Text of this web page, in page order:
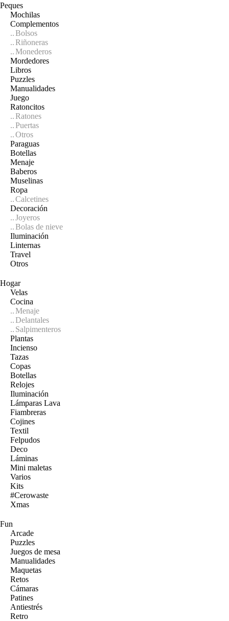
Peques
Mochilas
Complementos
Bolsos
Riñoneras
Monederos
Mordedores
Libros
Puzzles
Manualidades
Juego
Ratoncitos
Ratones
Puertas
Otros
Paraguas
Botellas
Menaje
Baberos
Muselinas
Ropa
Calcetines
Decoración
Joyeros
Bolas de nieve
Iluminación
Linternas
Travel
Otros
Hogar
Velas
Cocina
Menaje
Delantales
Salpimenteros
Plantas
Incienso
Tazas
Copas
Botellas
Relojes
Iluminación
Lámparas Lava
Fiambreras
Cojines
Textil
Felpudos
Deco
Láminas
Mini maletas
Varios
Kits
#Cerowaste
Xmas
Fun
Arcade
Puzzles
Juegos de mesa
Manualidades
Maquetas
Retos
Cámaras
Patines
Antiestrés
Retro